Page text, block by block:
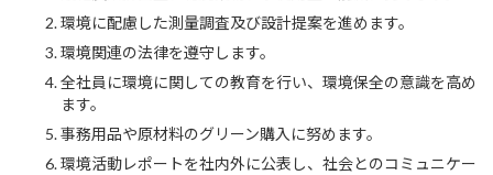
環境に配慮した測量調査及び設計提案を進めます。
環境関連の法律を遵守します。
全社員に環境に関しての教育を行い、環境保全の意識を高め
ます。
事務用品や原材料のグリーン購入に努めます。
環境活動レポートを社内外に公表し、社会とのコミュニケー